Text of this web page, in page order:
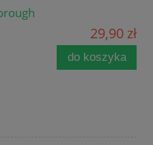
29,90 zł
do koszyka